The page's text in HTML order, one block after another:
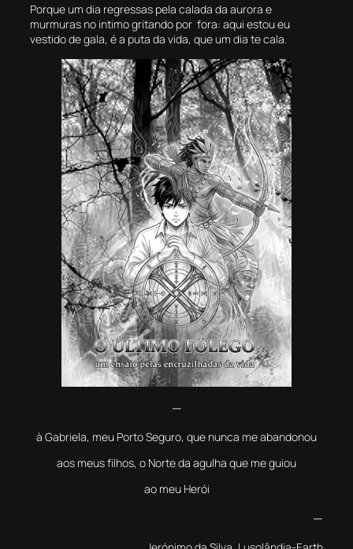
Porque um dia regressas pela calada da aurora e
murmuras no intimo gritando por fora: aqui estou eu
vestido de gala, é a puta da vida, que um dia te cala.
—
à Gabriela, meu Porto Seguro, que nunca me abandonou
aos meus filhos, o Norte da agulha que me guiou
ao meu Herói
—